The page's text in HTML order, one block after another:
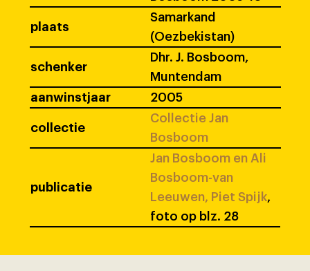
plaats
Samarkand
(Oezbekistan)
schenker
Dhr. J. Bosboom,
Muntendam
aanwinstjaar
2005
collectie
Collectie Jan
Bosboom
publicatie
Jan Bosboom en Ali
Bosboom-van
Leeuwen, Piet Spijk,
foto op blz. 28